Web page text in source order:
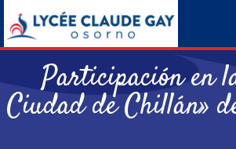
Participación en
Ciudad de Chillán»